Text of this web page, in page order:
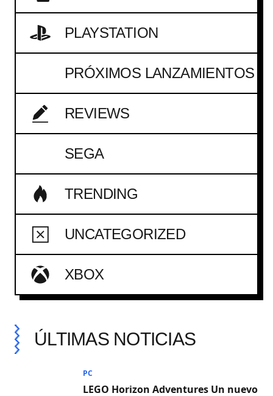
PLAYSTATION
PRÓXIMOS LANZAMIENTOS
REVIEWS
SEGA
TRENDING
UNCATEGORIZED
XBOX
ÚLTIMAS NOTICIAS
PC
LEGO Horizon Adventures Un nuevo